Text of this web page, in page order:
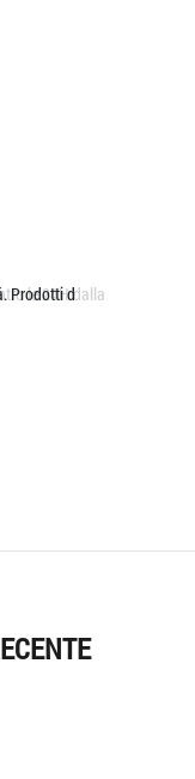
le 24H dalla
Prodotti d